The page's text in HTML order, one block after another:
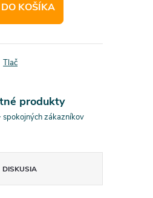
KOŠÍKA
Tlač
produkty
spokojných zákazníkov
DISKUSIA